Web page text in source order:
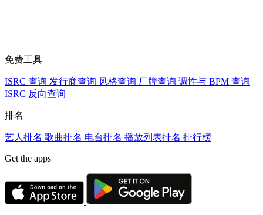
免费工具
ISRC 查询 发行商查询 风格查询 厂牌查询 调性与 BPM 查询
ISRC 反向查询
排名
艺人排名 歌曲排名 电台排名 播放列表排名 排行榜
Get the apps